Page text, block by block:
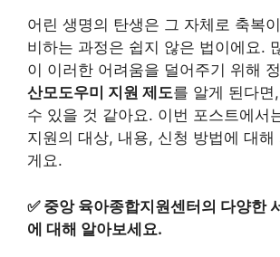
어린 생명의 탄생은 그 자체로 축복
비하는 과정은 쉽지 않은 법이에요.
이 이러한 어려움을 덜어주기 위해
산모도우미 지원 제도를 알게 된다면
수 있을 것 같아요. 이번 포스트에서
지원의 대상, 내용, 신청 방법에 대해
게요.
✅ 중앙 육아종합지원센터의 다양한
에 대해 알아보세요.